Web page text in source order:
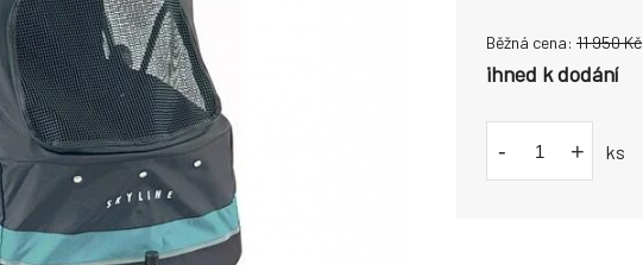
Běžná cena: 11 950Kč
ihned k dodání
- + ks